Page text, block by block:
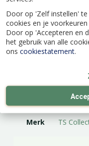
Door op 'Zelf instellen'
cookies en je
Door op 'Accepteren en
het gebruik van alle
ons cookiestatement.
Merk TS